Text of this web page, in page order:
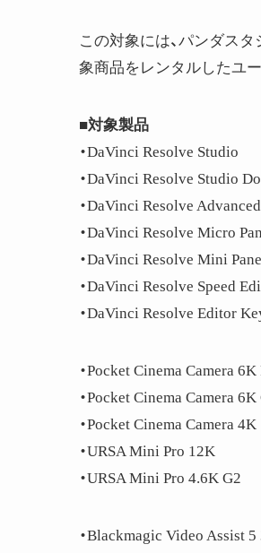
この対象には、パンダス
象商品をレンタルしたユ
■対象製品
・DaVinci Resolve Studio
・DaVinci Resolve Studio
・DaVinci Resolve
・DaVinci Resolve Micro
・DaVinci Resolve Mini
・DaVinci Resolve Speed
・DaVinci Resolve Editor
・Pocket Cinema Camera 6K
・Pocket Cinema Camera 6K
・Pocket Cinema Camera 4K
・URSA Mini Pro 12K
・URSA Mini Pro 4.6K G2
・Blackmagic Video Assist 5